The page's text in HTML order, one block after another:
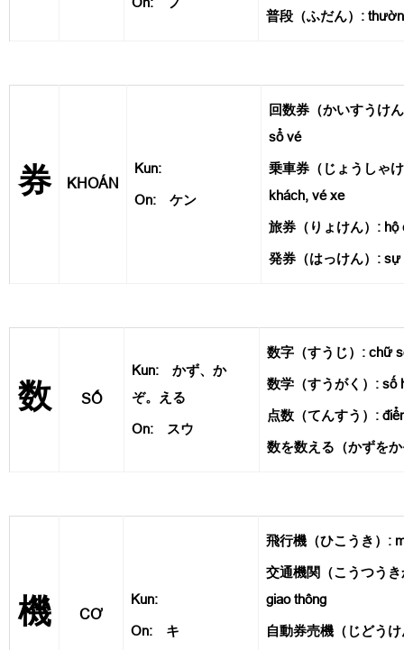
普段（ふだん）:
券 KHOÁN
Kun:
On: ケン
回数券（かいすうけ
sổ vé
乗車券（じょうしゃ
khách, vé xe
旅券（りょけん）: hộ
発券（はっけん）: sự
数 SỐ
Kun: かず、か
ぞ。える
On: スウ
数字（すうじ）: chữ
数学（すうがく）: số
点数（てんすう）:
数を数える（かずを
機 CƠ
Kun:
On: キ
飛行機（ひこうき）:
交通機関（こうつう
giao thông
自動券売機（じどう